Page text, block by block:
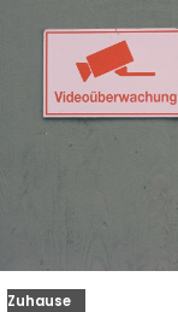
Zuhause